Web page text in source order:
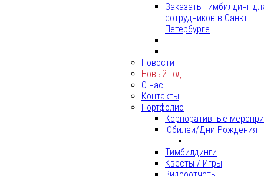
Заказать тимбилдинг
сотрудников в Санкт-
Петербурге
Новости
Новый год
О нас
Контакты
Портфолио
Корпоративные
Юбилеи/Дни Рождения
Тимбилдинги
Квесты / Игры